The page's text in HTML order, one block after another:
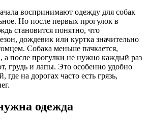
воспринимают одежду для собак
Но после первых прогулок в
становится понятно, что
дождевик или куртка значительно
Собака меньше пачкается,
а после прогулки не нужно каждый раз
грудь и лапы. Это особенно удобно
где на дорогах часто есть грязь,
одежда